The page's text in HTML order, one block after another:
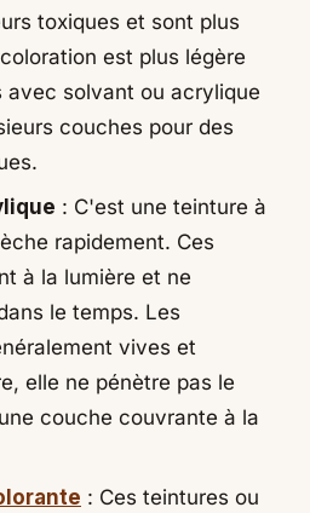
toxiques et sont plus
est plus légère
avec solvant ou acrylique
couches pour des
: C'est une teinture à
rapidement. Ces
à la lumière et ne
le temps. Les
vives et
elle ne pénètre pas le
couche couvrante à la
: Ces teintures ou